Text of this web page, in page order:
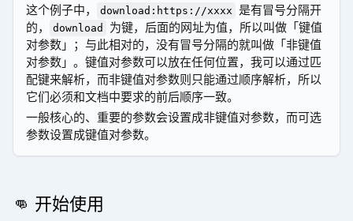
这个例子中， download:https://xxxx 是有冒号分隔开
的，
download
为键，后面的网址为值，所以叫做「键值
对参数」；与此相对的，没有冒号分隔的就叫做「非键值
对参数」。键值对参数可以放在任何位置，我可以通过匹
配键来解析，而非键值对参数则只能通过顺序解析，所以
它们必须和文档中要求的前后顺序一致。
一般核心的、重要的参数会设置成非键值对参数，而可选
参数设置成键值对参数。
👊 开始使用